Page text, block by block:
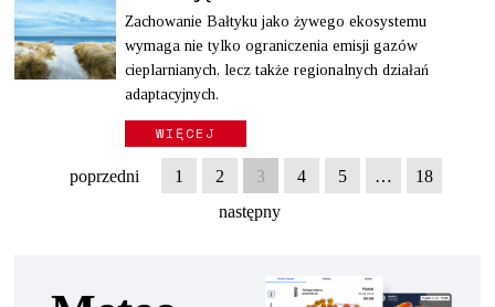
Zachowanie Bałtyku jako żywego ekosystemu
wymaga nie tylko ograniczenia emisji gazów
cieplarnianych, lecz także regionalnych działań
adaptacyjnych.
WIĘCEJ
poprzedni 1 2 3 4 5 …
18
następny